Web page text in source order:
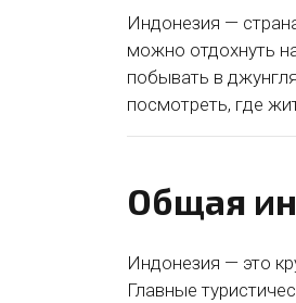
Индонезия —
можно отдохнуть
побывать в
посмотреть, где
Общая
Индонезия — это
Главные